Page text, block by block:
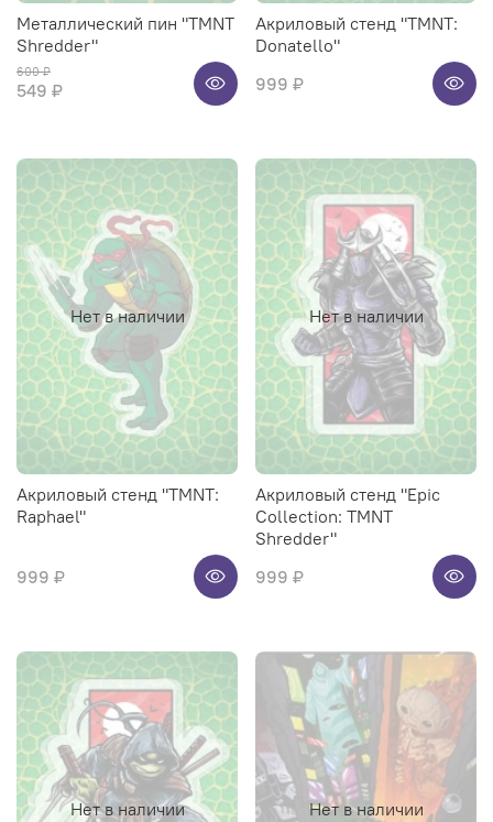
Металлический пин "TMNT
Shredder"
600 ₽
549 ₽
Акриловый стенд "TMNT:
Donatello"
999 ₽
Нет в наличии
Акриловый стенд "TMNT:
Raphael"
999 ₽
Нет в наличии
Акриловый стенд "Epic
Collection: TMNT
Shredder"
999 ₽
Нет в наличии Нет в наличии